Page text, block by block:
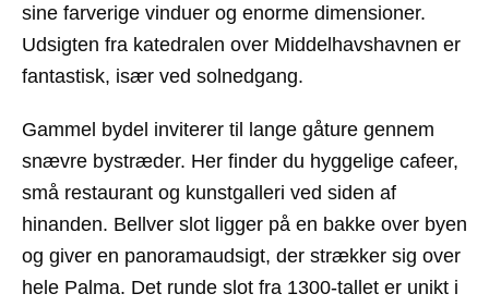
sine farverige vinduer og enorme dimensioner.
Udsigten fra katedralen over Middelhavshavnen er
fantastisk, især ved solnedgang.
Gammel bydel inviterer til lange gåture gennem
snævre bystræder. Her finder du hyggelige cafeer,
små restaurant og kunstgalleri ved siden af
hinanden. Bellver slot ligger på en bakke over byen
og giver en panoramaudsigt, der strækker sig over
hele Palma. Det runde slot fra 1300-tallet er unikt i